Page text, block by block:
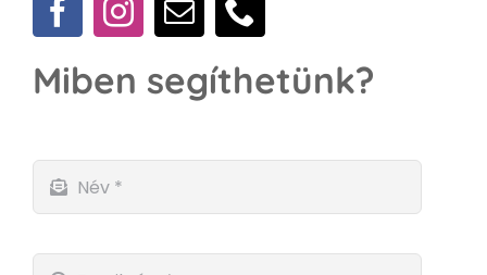
Miben segíthetünk?